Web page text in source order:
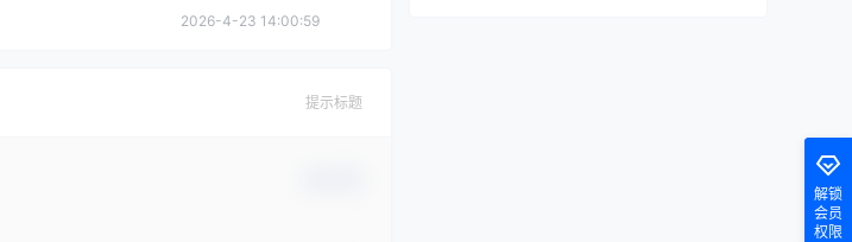
2026-4-23 14:00:59
提示标题
解锁
会员
权限